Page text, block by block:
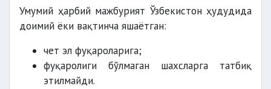
Умумий ҳарбий мажбурият Ўзбекистон ҳудудида
доимий ёки вақтинча яшаётган:
чет эл фуқароларига;
фуқаролиги бўлмаган шахсларга татбиқ
этилмайди.